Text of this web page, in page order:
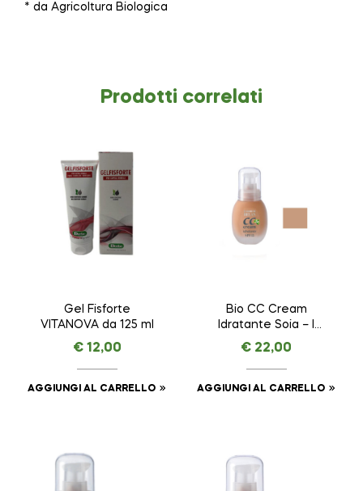
* da Agricoltura Biologica
Prodotti correlati
Gel Fisforte
VITANOVA da 125 ml
€12,00
AGGIUNGI AL CARRELLO
Bio CC Cream
Idratante Soia – I
COLORI DI HELAN –
VISO da 30 ml
€ 22,00
AGGIUNGI AL CARRELLO